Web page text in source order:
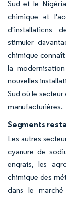
Sud et le
chimique et
d'installations
stimuler
chimique connaît
la
nouvelles
Sud où le
manufacturières.
Segments
Les autres
cyanure de
engrais, les
chimique des
dans le